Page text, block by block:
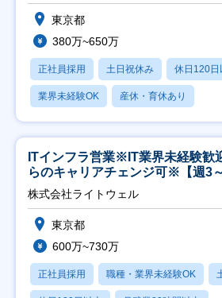
東京都
380万~650万
正社員採用 土日祝休み 休日120日
業界未経験OK 産休・育休あり
ITインフラ営業※IT業界未経験歓
らのキャリアチェンジ可※【週3
能】
株式会社ライトウェル
東京都
600万~730万
正社員採用 職種・業界未経験OK